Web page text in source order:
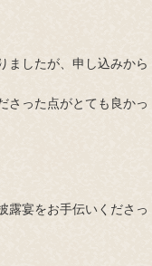
ましたが、申し込みから
さった点がとても良かっ
露宴をお手伝いくださっ